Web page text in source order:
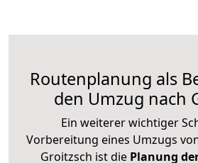
Routenplanung als
den Umzug nach
Ein weiterer wichtiger
Vorbereitung eines Umzugs
Groitzsch ist die Planung